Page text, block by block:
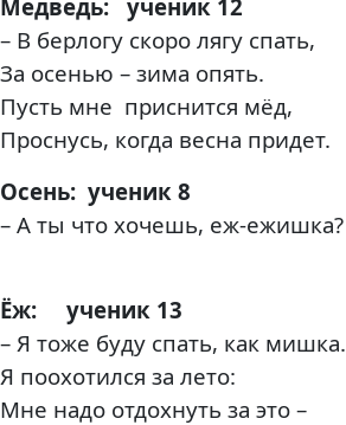
Медведь: ученик 12
– В берлогу скоро лягу спать,
За осенью – зима опять.
Пусть мне приснится мёд,
Проснусь, когда весна придет.
Осень: ученик 8
– А ты что хочешь, еж-ежишка?
Ёж: ученик 13
– Я тоже буду спать, как мишка.
Я поохотился за лето:
Мне надо отдохнуть за это –